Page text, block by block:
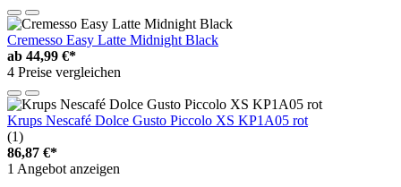
Cremesso Easy Latte Midnight Black
ab 44,99 €*
4 Preise vergleichen
Krups Nescafé Dolce Gusto Piccolo XS KP1A05 rot
(1)
86,87 €*
1 Angebot anzeigen